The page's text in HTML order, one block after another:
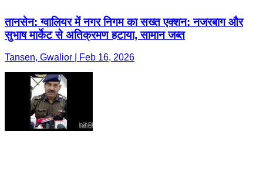
तानसेन: ग्वालियर में नगर निगम का सख्त एक्शन: नजरबाग और
सुभाष मार्केट से अतिक्रमण हटाया, सामान जब्त
Tansen, Gwalior | Feb 16, 2026